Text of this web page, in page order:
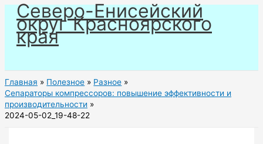
Перейти
содержимому
Северо-Енисейский
округ Красноярского
края
Главная Полезное
Разное
Cепараторы компрессоров: повышение эффективности и
производительности
2024-05-02_19-48-22